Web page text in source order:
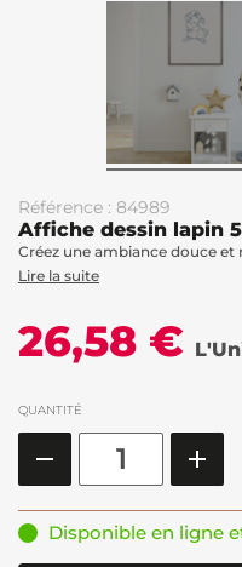
Référence : 84989
Affiche dessin lapin
Créez une ambiance douce et
Lire la suite
26,58 €
QUANTITÉ
Disponible en ligne